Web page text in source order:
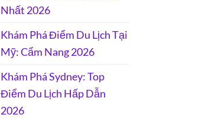
Nhất 2026
Khám Phá Điểm Du Lịch Tại
Mỹ: Cẩm Nang 2026
Khám Phá Sydney: Top
Điểm Du Lịch Hấp Dẫn
2026